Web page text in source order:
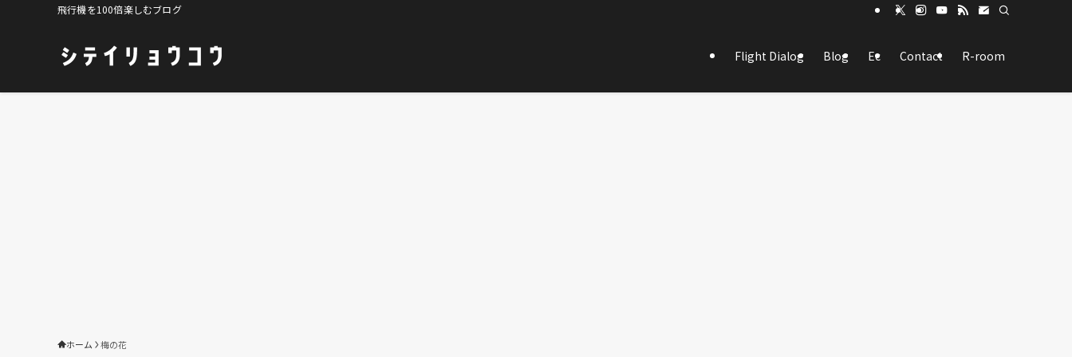
飛行機を100倍楽しむブログ
Flight Dialog Blog Ec Contact R-room
ホーム 梅の花